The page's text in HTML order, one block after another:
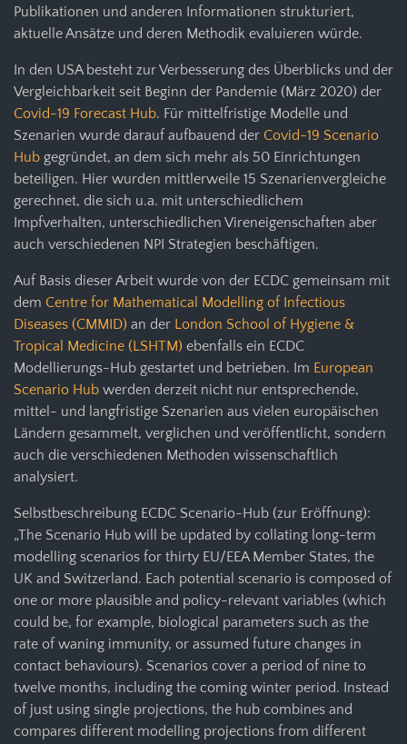
Publikationen und anderen Informationen strukturiert,
aktuelle Ansätze und deren Methodik evaluieren würde.
In den USA besteht zur Verbesserung des Überblicks und der
Vergleichbarkeit seit Beginn der Pandemie (März 2020) der
Covid-19 Forecast Hub. Für mittelfristige Modelle und
Szenarien wurde darauf aufbauend der Covid-19 Scenario
Hub gegründet, an dem sich mehr als 50 Einrichtungen
beteiligen. Hier wurden mittlerweile 15 Szenarienvergleiche
gerechnet, die sich u.a. mit unterschiedlichem
Impfverhalten, unterschiedlichen Vireneigenschaften aber
auch verschiedenen NPI Strategien beschäftigen.
Auf Basis dieser Arbeit wurde von der ECDC gemeinsam mit
dem Centre for Mathematical Modelling of Infectious
Diseases (CMMID) an der London School of Hygiene &
Tropical Medicine (LSHTM) ebenfalls ein ECDC
Modellierungs-Hub gestartet und betrieben. Im European
Scenario Hub werden derzeit nicht nur entsprechende,
mittel- und langfristige Szenarien aus vielen europäischen
Ländern gesammelt, verglichen und veröffentlicht, sondern
auch die verschiedenen Methoden wissenschaftlich
analysiert.
Selbstbeschreibung ECDC Scenario-Hub (zur Eröffnung):
„The Scenario Hub will be updated by collating long-term
modelling scenarios for thirty EU/EEA Member States, the
UK and Switzerland. Each potential scenario is composed of
one or more plausible and policy-relevant variables (which
could be, for example, biological parameters such as the
rate of waning immunity, or assumed future changes in
contact behaviours). Scenarios cover a period of nine to
twelve months, including the coming winter period. Instead
of just using single projections, the hub combines and
compares different modelling projections from different